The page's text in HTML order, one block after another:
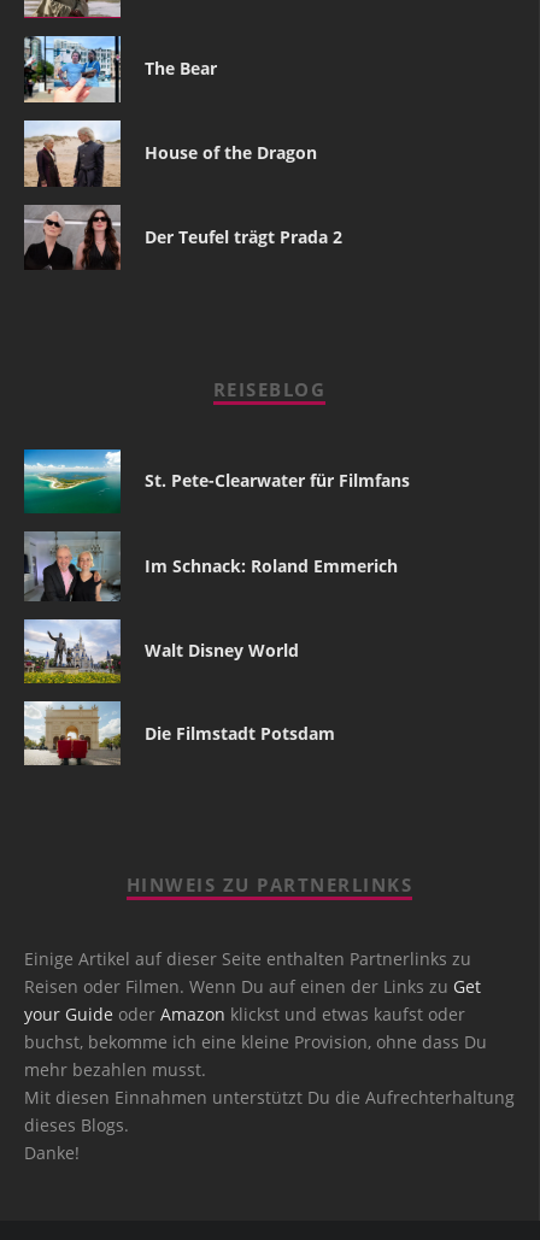
The Bear
House of the Dragon
Der Teufel trägt Prada 2
REISEBLOG
St. Pete-Clearwater für Filmfans
Im Schnack: Roland Emmerich
Walt Disney World
Die Filmstadt Potsdam
HINWEIS ZU PARTNERLINKS
Einige Artikel auf dieser Seite enthalten Partnerlinks zu
Reisen oder Filmen. Wenn Du auf einen der Links zu Get
your Guide oder Amazon klickst und etwas kaufst oder
buchst, bekomme ich eine kleine Provision, ohne dass Du
mehr bezahlen musst.
Mit diesen Einnahmen unterstützt Du die Aufrechterhaltung
dieses Blogs.
Danke!